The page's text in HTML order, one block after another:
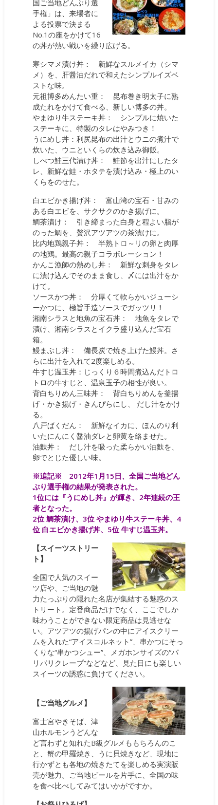
国ご当地どんぶり選
手権」は、来場者に
よる投票で決まる
No.1の座をかけて16
の丼が熱い戦いを繰り広げる。
寒シマメ漬け丼： 新鮮なスルメイカ（シマ
メ）を、肝醤油だれで和えたシンプルイズベ
ストな味。
元祖博多めんたい重： 昆布巻き明太子に熟
成たれをかけて食べる、新しい博多の丼。
やまゆり牛ステーキ丼： シンプルに焼いた
ステーキに、特製のタレはやみつき！
うにめし丼：利尻昆布の出汁とウニの煮汁で
炊いた、ウニといくらの炊き込み御飯。
しべつ鮭三代漬け丼： 鮭節を出汁にしたタ
レ、新鮮な鮭・ホタテを漬け込み・極上のい
くらをのせた。
白エビかき揚げ丼： 富山湾の宝石・甘みの
ある白エビを、サクサクのかき揚げに。
鯛茶漬け： 引き締まった白身と程よい脂が
のった鯛を、贅沢アツアツの茶漬けに。
比内地鶏親子丼： 半熟トロ～リの卵と肉厚
の地鶏。最高の親子コラボレーション！
かんこ漁師の熱めし丼： 新鮮な刺身をタレ
に漬け込んでそのまま食し、〆には出汁をか
けて。
ソースかつ丼： 分厚くて軟らかいジューシ
ーかつに、極旨手造ソースでガッツリ！
湘南シラスと地魚の宝石丼： 地魚をタレで
漬け、湘南シラスとイクラ盛り込んだ宝石
箱。
鰻まぶし丼： 備長炭で焼き上げた鰻丼。さ
らに出汁を入れて2度楽しめる。
牛すじ温玉丼：じっくり６時間煮込んだトロ
トロの牛すじと、温泉玉子の相性が良い。
背白ちりめん三味丼： 背白ちりめんを釜揚
げ・かき揚げ・きんぴらにし、 だし汁をかけ
る。
八戸ばくだん： 新鮮なイカに、ほんのり利
いたにんにく醤油ダレと卵黄を絡ませた。
油麩丼： だし汁を吸った柔らかい油麩を、
卵でとじた優しい味。
※追記※ 2012年1月15日、全国ご当地どん
ぶり選手権の結果が発表された。
1位には『うにめし丼』が輝き、2年連続の王
者となった。
2位 鯛茶漬け、3位 やまゆり牛ステーキ丼、4
位 白エビかき揚げ丼、5位 牛すじ温玉丼。
【スイーツストリー
ト】
全国で人気のスイー
ツ店や、ご当地の魅
力たっぷりの隠れた名店が集結する魅惑のス
トリート。定番商品だけでなく、ここでしか
味わうことができない限定商品は見逃せな
い。アツアツの揚げパンの中にアイスクリー
ムを入れた“アイスコルネット”、串かつにそっ
くりな“串かつシュー”、メガホンサイズの“パ
リパリクレープ”などなど、見た目にも楽しい
スイーツの誘惑に負けてください。
【ご当地グルメ】
富士宮やきそば、津
山ホルモンうどんな
ど言わずと知れたB級グルメももちろんのこ
と、蟹の甲羅焼き、うに貝焼きなど、現地に
行かずとも各地の焼きたてを楽しめる実演販
売が魅力。ご当地ビールを片手に、全国の味
を食べ比べしてみてはいかがですか。